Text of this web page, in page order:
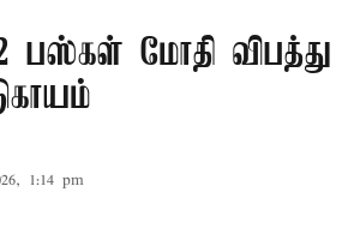
பஸ்கள் மோதி விபத்து
1:14 pm